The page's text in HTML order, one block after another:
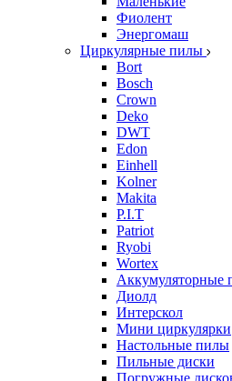
Фиолент
Энергомаш
Циркулярные пилы
Bort
Bosch
Crown
Deko
DWT
Edon
Einhell
Kolner
Makita
P.I.T
Patriot
Ryobi
Wortex
Аккумуляторные
Диолд
Интерскол
Мини циркулярки
Настольные пилы
Пильные диски
Погружные